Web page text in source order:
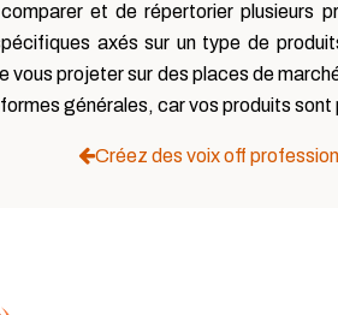
et de répertorier plusieurs
axés sur un type de
projeter sur des places de
générales, car vos produits sont
Créez des voix off